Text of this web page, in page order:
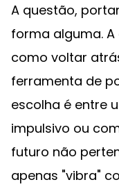
A questão,
forma alguma.
como voltar
ferramenta de
escolha é entre
impulsivo ou
futuro não
apenas "vibra"